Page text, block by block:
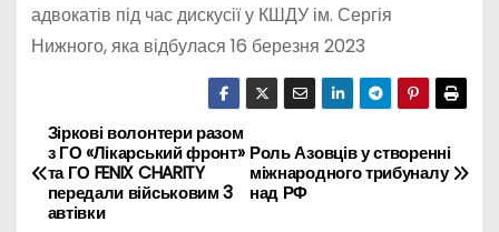
адвокатів під час дискусії у КШДУ ім. Сергія
Нижного, яка відбулася 16 березня 2023
Н
а
Роль Азовців у створенні
міжнародного трибуналу
над РФ
Зіркові волонтери разом
з ГО «Лікарський фронт»
та ГО FENIX CHARITY
передали військовим 3
автівки